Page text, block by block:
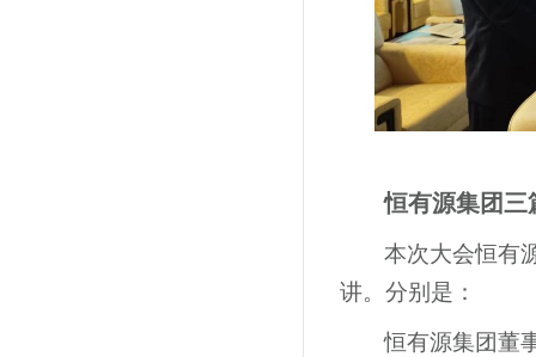
恒有源集团三
本次大会恒有
讲。分别是：
恒有源集团董